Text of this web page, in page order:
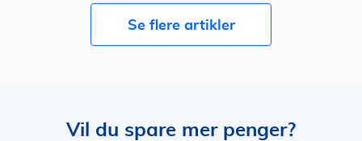
Se flere artikler
Vil du spare mer penger?